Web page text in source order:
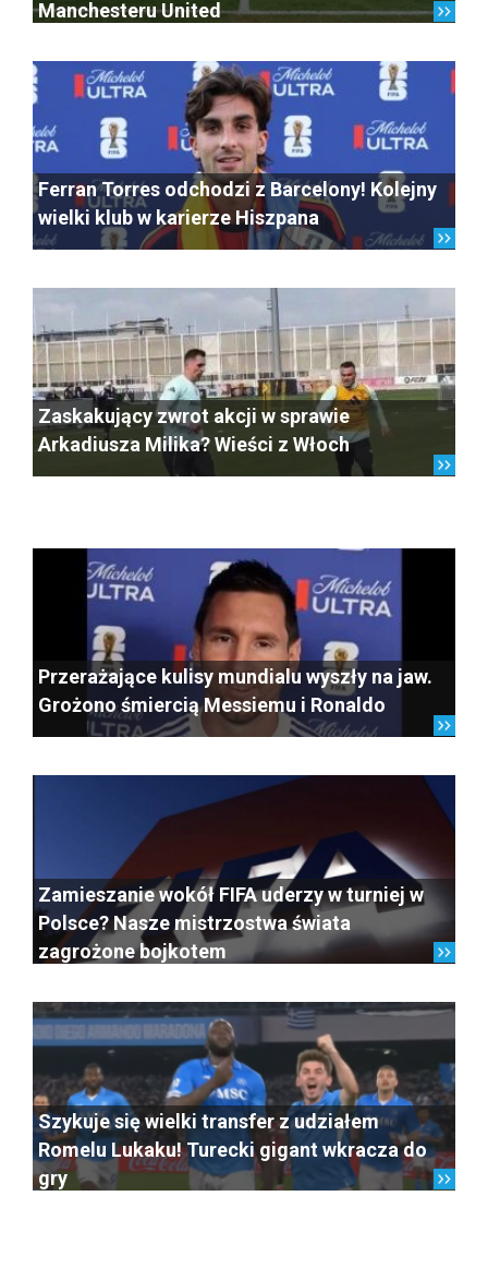
Manchesteru United
Ferran Torres odchodzi z Barcelony! Kolejny
wielki klub w karierze Hiszpana
Zaskakujący zwrot akcji w sprawie
Arkadiusza Milika? Wieści z Włoch
Przerażające kulisy mundialu wyszły na jaw.
Grożono śmiercią Messiemu i Ronaldo
Zamieszanie wokół FIFA uderzy w turniej w
Polsce? Nasze mistrzostwa świata
zagrożone bojkotem
Szykuje się wielki transfer z udziałem
Romelu Lukaku! Turecki gigant wkracza do
gry